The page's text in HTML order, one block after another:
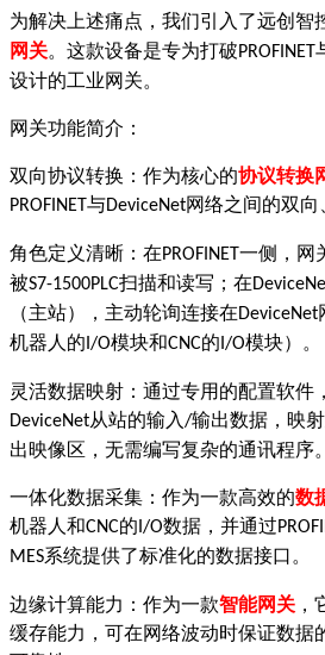
为解决上述痛点，我们引入了远创智
网关。这款设备是专为打破PROFINET
设计的工业网关。
网关功能简介：
双向协议转换：作为核心的协议转换
PROFINET与DeviceNet网络之间的双向
角色定义清晰：在PROFINET一侧，网
被S7-1500PLC扫描和读写；在
（主站），主动轮询连接在DeviceNet
机器人的 I/O模块和CNC的 I/O模块）。
灵活数据映射：通过专用的配置软件
DeviceNet从站的输入/输出数据，映射
出映像区，无需编写复杂的通讯程序。
一体化数据采集：作为一款高效的数
机器人和CNC的 I/O数据，并通过
MES系统提供了标准化的数据接口。
边缘计算能力：作为一款智能网关
缓存能力，可在网络波动时保证数据